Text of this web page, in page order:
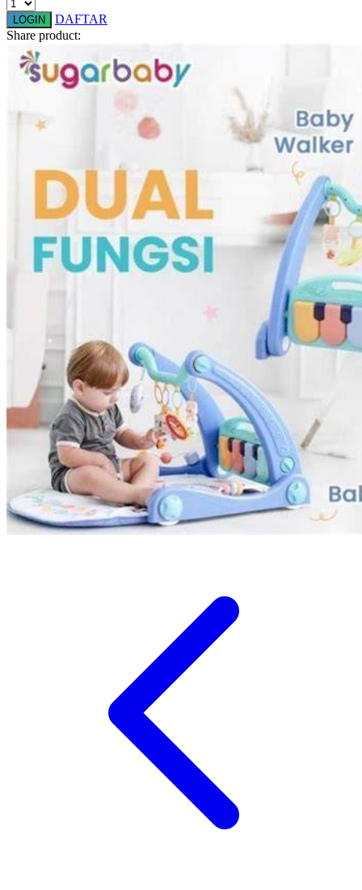
Swimava
T
TY Toys
Veja
Vitaflow
Vtech
W
Waterland
Wellness
X
Zoggs
LOGIN
DAFTAR
Share product: